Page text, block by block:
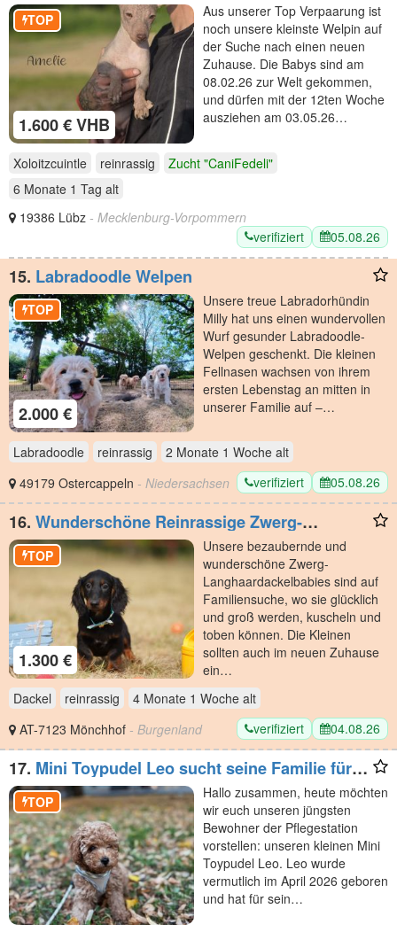
1.600 € VHB
TOP
Aus unserer Top Verpaarung ist
noch unsere kleinste Welpin auf
der Suche nach einen neuen
Zuhause. Die Babys sind am
08.02.26 zur Welt gekommen,
und dürfen mit der 12ten Woche
ausziehen am 03.05.26…
Xoloitzcuintle reinrassig
Zucht "CaniFedeli"
6 Monate 1 Tag alt
19386 Lübz - Mecklenburg-Vorpommern
verifiziert
05.08.26
15. Labradoodle Welpen
2.000 €
TOP
Unsere treue Labradorhündin
Milly hat uns einen wundervollen
Wurf gesunder Labradoodle-
Welpen geschenkt. Die kleinen
Fellnasen wachsen von ihrem
ersten Lebenstag an mitten in
unserer Familie auf –…
Labradoodle reinrassig 2 Monate 1 Woche alt
49179 Ostercappeln - Niedersachsen verifiziert 05.08.26
16. Wunderschöne Reinrassige Zwerg-
Langhaardackel Welpen auf Familiensuche
1.300 €
TOP
Unsere bezaubernde und
wunderschöne Zwerg-
Langhaardackelbabies sind auf
Familiensuche, wo sie glücklich
und groß werden, kuscheln und
toben können. Die Kleinen
sollten auch im neuen Zuhause
ein…
Dackel
reinrassig 4 Monate 1 Woche alt
AT-7123 Mönchhof - Burgenland verifiziert 04.08.26
17. Mini Toypudel Leo sucht seine Familie fürs
Leben
TOP
Hallo zusammen, heute möchten
wir euch unseren jüngsten
Bewohner der Pflegestation
vorstellen: unseren kleinen Mini
Toypudel Leo. Leo wurde
vermutlich im April 2026 geboren
und hat für sein…